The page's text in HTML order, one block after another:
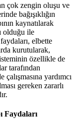
çok zengin oluşu ve
bağışıklığın
kaynatılarak
olduğu ile
elbette
kurutularak,
özellikle de
tarafından
yardımcı
gereken zararlı
Faydaları